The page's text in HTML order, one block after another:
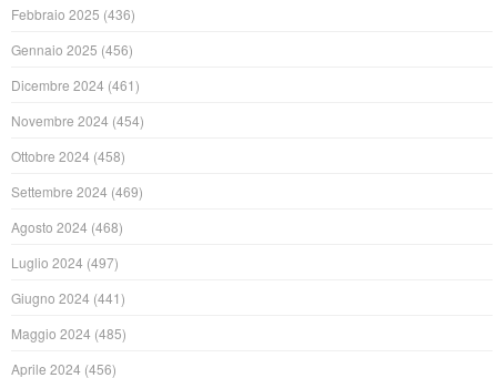
Febbraio 2025 (436)
Gennaio 2025 (456)
Dicembre 2024 (461)
Novembre 2024 (454)
Ottobre 2024 (458)
Settembre 2024 (469)
Agosto 2024 (468)
Luglio 2024 (497)
Giugno 2024 (441)
Maggio 2024 (485)
Aprile 2024 (456)